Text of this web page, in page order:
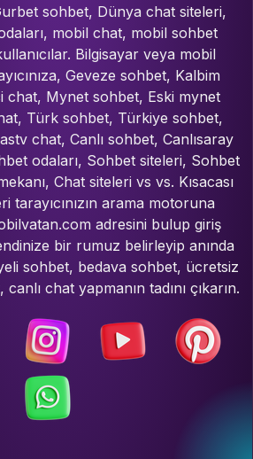
sohbet, Dünya chat siteleri,
mobil chat, mobil sohbet
Bilgisayar veya mobil
Geveze sohbet, Kalbim
chat, Mynet sohbet, Eski mynet
Türk sohbet, Türkiye sohbet,
chat, Canlı sohbet, Canlısaray
odaları, Sohbet siteleri, Sohbet
Chat siteleri vs vs. Kısacası
tarayıcınızın arama motoruna
adresini bulup giriş
bir rumuz belirleyip anında
sohbet, bedava sohbet, ücretsiz
chat yapmanın tadını çıkarın.